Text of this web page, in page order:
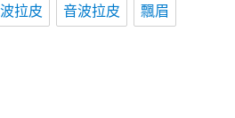
拉皮 音波拉皮 飄眉